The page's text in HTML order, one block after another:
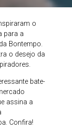
o
para a
Bontempo.
o desejo da
bate-
assina a
Confira!